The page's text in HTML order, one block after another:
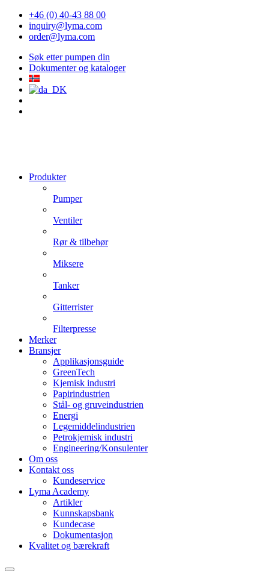
+46 (0) 40-43 88 00
inquiry@lyma.com
order@lyma.com
Søk etter pumpen din
Dokumenter og kataloger
Produkter
Pumper
Ventiler
Rør & tilbehør
Miksere
Tanker
Gitterrister
Filterpresse
Merker
Bransjer
Applikasjonsguide
GreenTech
Kjemisk industri
Papirindustrien
Stål- og gruveindustrien
Energi
Legemiddelindustrien
Petrokjemisk industri
Engineering/Konsulenter
Om oss
Kontakt oss
Kundeservice
Lyma Academy
Artikler
Kunnskapsbank
Kundecase
Dokumentasjon
Kvalitet og bærekraft